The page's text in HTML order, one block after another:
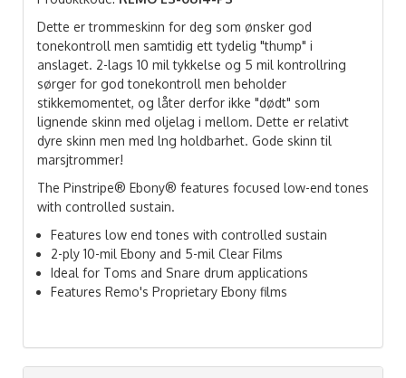
Dette er trommeskinn for deg som ønsker god
tonekontroll men samtidig ett tydelig "thump" i
anslaget. 2-lags 10 mil tykkelse og 5 mil kontrollring
sørger for god tonekontroll men beholder
stikkemomentet, og låter derfor ikke "dødt" som
lignende skinn med oljelag i mellom. Dette er relativt
dyre skinn men med lng holdbarhet. Gode skinn til
marsjtrommer!
The Pinstripe® Ebony® features focused low-end tones
with controlled sustain.
Features low end tones with controlled sustain
2-ply 10-mil Ebony and 5-mil Clear Films
Ideal for Toms and Snare drum applications
Features Remo's Proprietary Ebony films